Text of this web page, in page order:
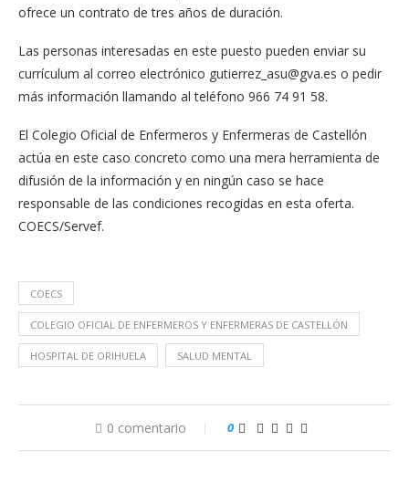
ofrece un contrato de tres años de duración.
Las personas interesadas en este puesto pueden enviar su
currículum al correo electrónico gutierrez_asu@gva.es o pedir
más información llamando al teléfono 966 74 91 58.
El Colegio Oficial de Enfermeros y Enfermeras de Castellón
actúa en este caso concreto como una mera herramienta de
difusión de la información y en ningún caso se hace
responsable de las condiciones recogidas en esta oferta.
COECS/Servef.
COECS
COLEGIO OFICIAL DE ENFERMEROS Y ENFERMERAS DE CASTELLÓN
HOSPITAL DE ORIHUELA SALUD MENTAL
0 comentario 0